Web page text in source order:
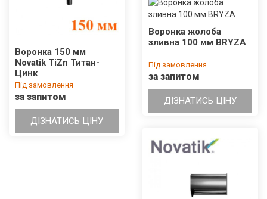
Воронка 150 мм
Novatik TiZn Титан-
Цинк
Під замовлення
за запитом
ДІЗНАТИСЬ ЦІНУ
Воронка жолоба
зливна 100 мм BRYZA
Під замовлення
за запитом
ДІЗНАТИСЬ ЦІНУ